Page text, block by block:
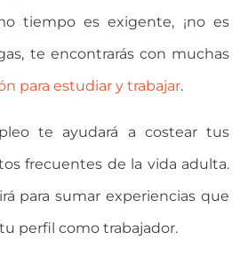
tiempo es exigente, ¡no es
te encontrarás con muchas
para estudiar y trabajar.
te ayudará a costear tus
frecuentes de la vida adulta.
para sumar experiencias que
perfil como trabajador.